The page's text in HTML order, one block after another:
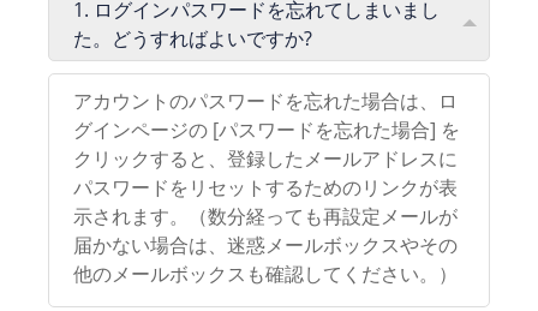
1. ログインパスワードを忘れてしまいまし
た。どうすればよいですか?
アカウントのパスワードを忘れた場合は、ロ
グインページの [パスワードを忘れた場合] を
クリックすると、登録したメールアドレスに
パスワードをリセットするためのリンクが表
示されます。（数分経っても再設定メールが
届かない場合は、迷惑メールボックスやその
他のメールボックスも確認してください。）